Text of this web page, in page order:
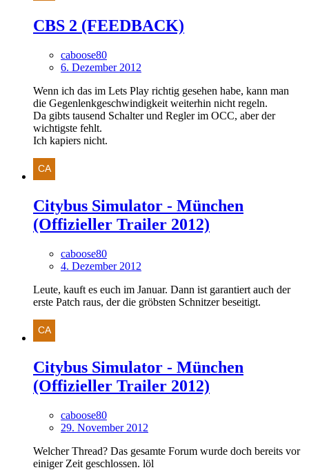
CBS 2 (FEEDBACK)
caboose80
6. Dezember 2012
Wenn ich das im Lets Play richtig gesehen habe, kann man
die Gegenlenkgeschwindigkeit weiterhin nicht regeln.
Da gibts tausend Schalter und Regler im OCC, aber der
wichtigste fehlt.
Ich kapiers nicht.
Citybus Simulator - München
(Offizieller Trailer 2012)
caboose80
4. Dezember 2012
Leute, kauft es euch im Januar. Dann ist garantiert auch der
erste Patch raus, der die gröbsten Schnitzer beseitigt.
Citybus Simulator - München
(Offizieller Trailer 2012)
caboose80
29. November 2012
Welcher Thread? Das gesamte Forum wurde doch bereits vor
einiger Zeit geschlossen. löl